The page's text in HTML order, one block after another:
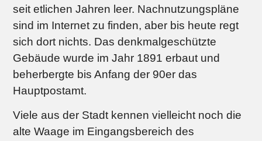
seit etlichen Jahren leer. Nachnutzungspläne
sind im Internet zu finden, aber bis heute regt
sich dort nichts. Das denkmalgeschützte
Gebäude wurde im Jahr 1891 erbaut und
beherbergte bis Anfang der 90er das
Hauptpostamt.
Viele aus der Stadt kennen vielleicht noch die
alte Waage im Eingangsbereich des